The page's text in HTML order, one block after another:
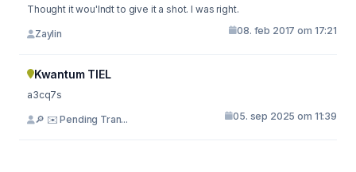
Thought it wou'lndt to give it a shot. I was right.
Zaylin 08. feb 2017 om 17:21
Kwantum TIEL
a3cq7s
🔎 ✉️ Pending Tran... 05. sep 2025 om 11:39